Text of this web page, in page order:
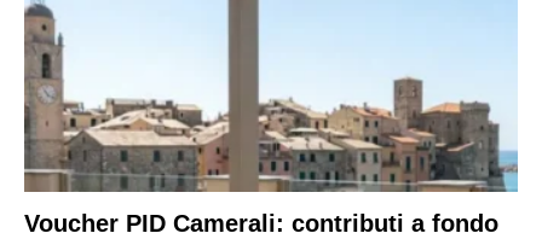
Voucher PID Camerali: contributi a fondo